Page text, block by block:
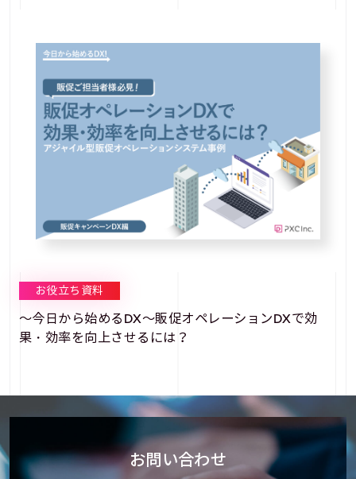
お役立ち資料
～今日から始めるDX～販促オペレーションDXで効
果・効率を向上させるには？
お問い合わせ